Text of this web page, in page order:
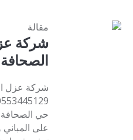
مقالة
شركة
شركة عزل
حي
على المباني